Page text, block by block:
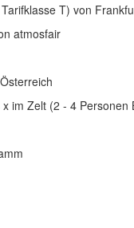
T) von
atmosfair
im Zelt (2 - 4 Personen